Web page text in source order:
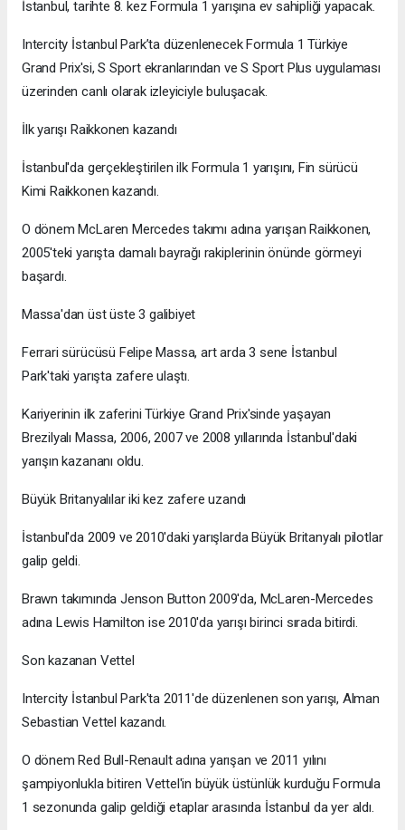
İstanbul, tarihte 8. kez Formula 1 yarışına ev sahipliği yapacak.
Intercity İstanbul Park’ta düzenlenecek Formula 1 Türkiye
Grand Prix'si, S Sport ekranlarından ve S Sport Plus uygulaması
üzerinden canlı olarak izleyiciyle buluşacak.
İlk yarışı Raikkonen kazandı
İstanbul'da gerçekleştirilen ilk Formula 1 yarışını, Fin sürücü
Kimi Raikkonen kazandı.
O dönem McLaren Mercedes takımı adına yarışan Raikkonen,
2005'teki yarışta damalı bayrağı rakiplerinin önünde görmeyi
başardı.
Massa'dan üst üste 3 galibiyet
Ferrari sürücüsü Felipe Massa, art arda 3 sene İstanbul
Park'taki yarışta zafere ulaştı.
Kariyerinin ilk zaferini Türkiye Grand Prix'sinde yaşayan
Brezilyalı Massa, 2006, 2007 ve 2008 yıllarında İstanbul'daki
yarışın kazananı oldu.
Büyük Britanyalılar iki kez zafere uzandı
İstanbul'da 2009 ve 2010'daki yarışlarda Büyük Britanyalı pilotlar
galip geldi.
Brawn takımında Jenson Button 2009'da, McLaren-Mercedes
adına Lewis Hamilton ise 2010'da yarışı birinci sırada bitirdi.
Son kazanan Vettel
Intercity İstanbul Park'ta 2011'de düzenlenen son yarışı, Alman
Sebastian Vettel kazandı.
O dönem Red Bull-Renault adına yarışan ve 2011 yılını
şampiyonlukla bitiren Vettel'in büyük üstünlük kurduğu Formula
1 sezonunda galip geldiği etaplar arasında İstanbul da yer aldı.